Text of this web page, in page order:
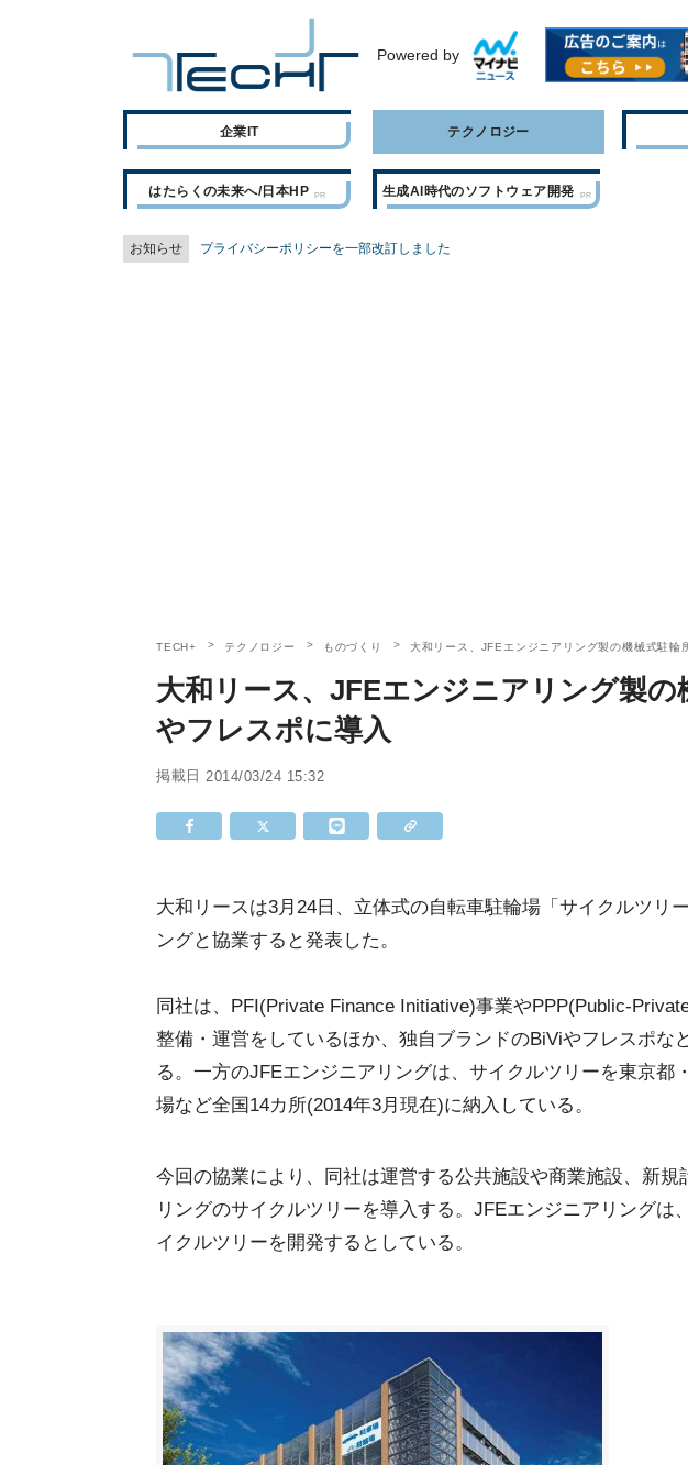
Powered by
企業IT テクノロジー
はたらくの未来へ/日本HP 生成AI時代のソフトウェア開発
お知らせ プライバシーポリシーを一部改訂しました
TECH+ テクノロジー ものづくり 大和リース、JFEエンジニアリング製の機械式駐輪
大和リース、JFEエンジニアリング製の
やフレスポに導入
掲載日 2014/03/24 15:32
大和リースは3月24日、立体式の自転車駐輪場「サイクルツリ
ングと協業すると発表した。
同社は、PFI(Private Finance Initiative)事業やPPP(Public-
整備・運営をしているほか、独自ブランドのBiViやフレスポな
る。一方のJFEエンジニアリングは、サイクルツリーを東京都
場など全国14カ所(2014年3月現在)に納入している。
今回の協業により、同社は運営する公共施設や商業施設、新規
リングのサイクルツリーを導入する。JFEエンジニアリングは
イクルツリーを開発するとしている。